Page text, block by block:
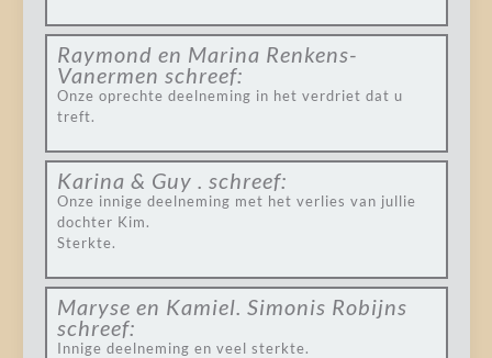
Raymond en Marina Renkens-
Vanermen schreef:
Onze oprechte deelneming in het verdriet dat u
treft.
Karina & Guy . schreef:
Onze innige deelneming met het verlies van jullie
dochter Kim.
Sterkte.
Maryse en Kamiel. Simonis Robijns
schreef:
Innige deelneming en veel sterkte.